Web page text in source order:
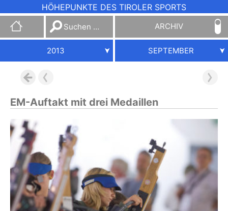
HÖHEPUNKTE DES TIROLER SPORTS
Suchen
nach:
ARCHIV
2013 SEPTEMBER
EM-Auftakt mit drei Medaillen